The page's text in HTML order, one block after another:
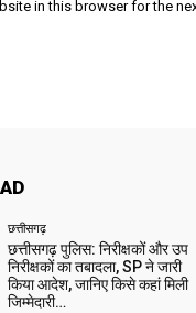
in this browser for the
छत्तीसगढ़
छत्तीसगढ़ पुलिस: निरीक्षकों और उप
निरीक्षकों का तबादला, SP ने जारी
किया आदेश, जानिए किसे कहां मिली
जिम्मेदारी…